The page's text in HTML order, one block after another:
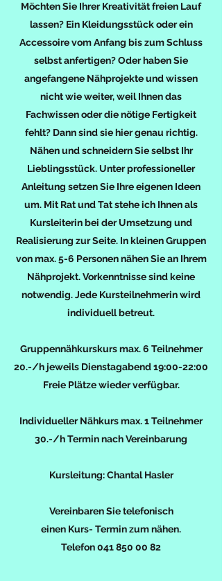
Möchten Sie Ihrer Kreativität freien Lauf
lassen? Ein Kleidungsstück oder ein
Accessoire vom Anfang bis zum Schluss
selbst anfertigen? Oder haben Sie
angefangene Nähprojekte und wissen
nicht wie weiter, weil Ihnen das
Fachwissen oder die nötige Fertigkeit
fehlt? Dann sind sie hier genau richtig.
Nähen und schneidern Sie selbst Ihr
Lieblingsstück. Unter professioneller
Anleitung setzen Sie Ihre eigenen Ideen
um. Mit Rat und Tat stehe ich Ihnen als
Kursleiterin bei der Umsetzung und
Realisierung zur Seite. In kleinen Gruppen
von max. 5-6 Personen nähen Sie an Ihrem
Nähprojekt. Vorkenntnisse sind keine
notwendig. Jede Kursteilnehmerin wird
individuell betreut.
Gruppennähkurskurs max. 6 Teilnehmer
20.-/h jeweils Dienstagabend 19:00-22:00
Freie Plätze wieder verfügbar.
Individueller Nähkurs max. 1 Teilnehmer
30.-/h Termin nach Vereinbarung
Kursleitung: Chantal Hasler
Vereinbaren Sie telefonisch
einen Kurs- Termin zum nähen.
Telefon041 850 00 82